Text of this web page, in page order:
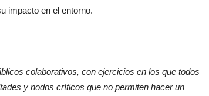
impacto en el entorno.
colaborativos, con ejercicios en los que todos
y nodos críticos que no permiten hacer un